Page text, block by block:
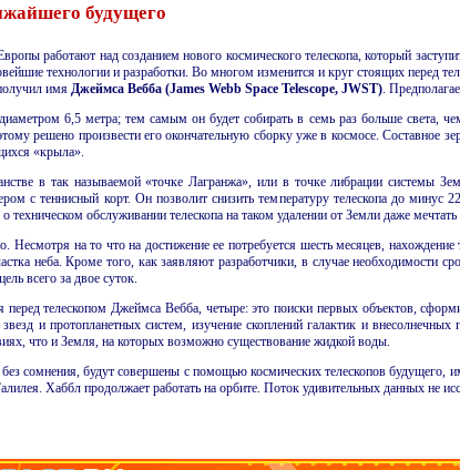
будущего
работают над созданием нового космического телескопа, который
технологии и разработки. Во многом изменится и круг стоящих перед
имя Джеймса Вебба (James Webb Space Telescope, JWST).
6,5 метра; тем самым он будет собирать в семь раз больше света,
решено произвести его окончательную сборку уже в космосе. Составное
«крыла».
в так называемой «точке Лагранжа», или в точке либрации
с теннисный корт. Он позволит снизить температуру телескопа до
техническом обслуживании телескопа на таком удалении от Земли даже
Несмотря на то что на достижение ее потребуется шесть месяцев,
неба. Кроме того, как заявляют разработчики, в случае необходимости
всего за двое суток.
телескопом Джеймса Вебба, четыре: это поиски первых объектов,
и протопланетных систем, изучение скоплений галактик и
что и Земля, на которых возможно существование жидкой воды.
сомнения, будут совершены с помощью космических телескопов будущего,
Хаббл продолжает работать на орбите. Поток удивительных данных не